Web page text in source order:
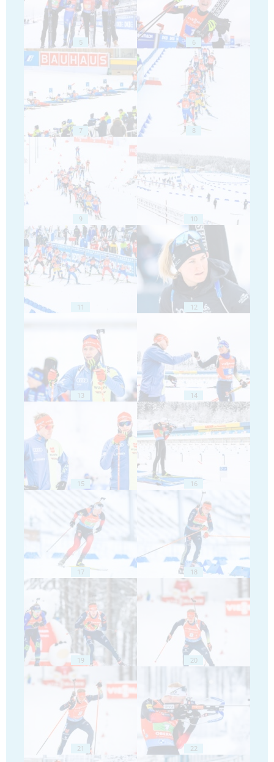
5 6
7 8
9 10
11 12
13 14
15 16
17 18
19 20
21 22